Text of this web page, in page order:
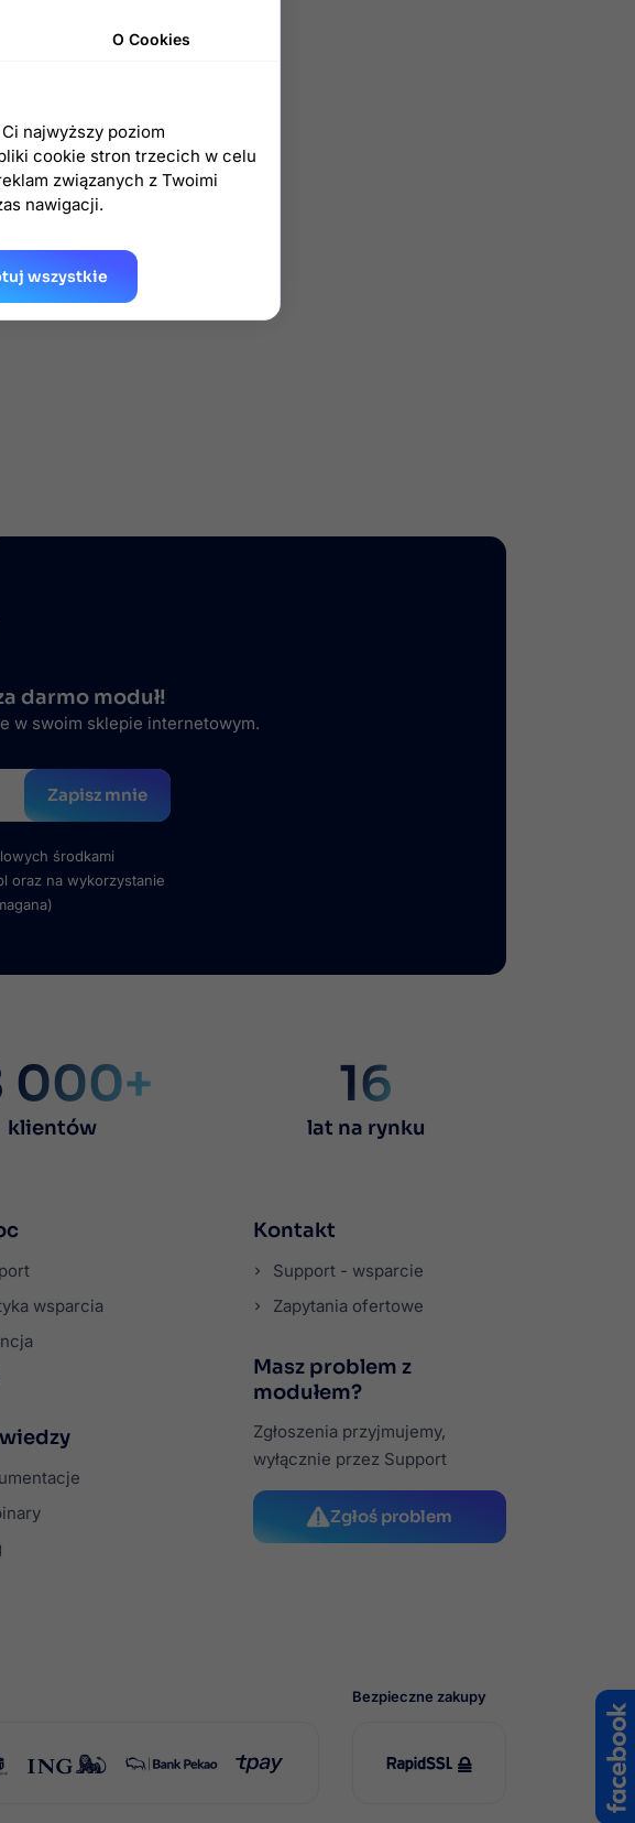
darmo moduł!
w swoim sklepie internetowym.
Zapisz mnie
środkami
oraz na wykorzystanie
000+
klientów
16
lat na rynku
wsparcia
Kontakt
Support - wsparcie
Zapytania ofertowe
Masz problem z
modułem?
Zgłoszenia przyjmujemy,
wyłącznie przez Support
Zgłoś problem
Bezpieczne zakupy
O Cookies
najwyższy poziom
cookie stron trzecich w celu
związanych z Twoimi
nawigacji.
wszystkie